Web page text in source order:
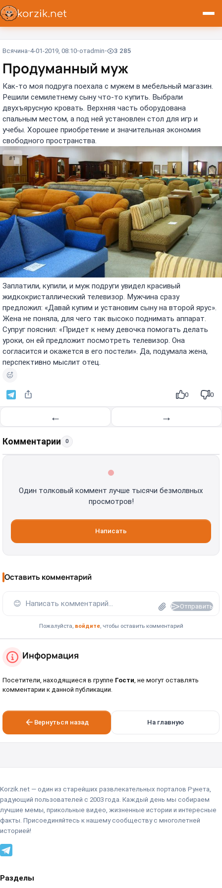
Всячина 4-01-2019, 08:10 отadmin 3 285
Продуманный муж
Как-то моя подруга поехала с мужем в мебельный магазин.
Решили семилетнему сыну что-то купить. Выбрали
двухъярусную кровать. Верхняя часть оборудована
спальным местом, а под ней установлен стол для игр и
учебы. Хорошее приобретение и значительная экономия
свободного пространства.
#1
Заплатили, купили, и муж подруги увидел красивый
жидкокристаллический телевизор. Мужчина сразу
предложил: «Давай купим и установим сыну на второй ярус».
Жена не поняла, для чего так высоко поднимать аппарат.
Супруг пояснил: «Придет к нему девочка помогать делать
уроки, он ей предложит посмотреть телевизор. Она
согласится и окажется в его постели». Да, подумала жена,
перспективно мыслит отец.
0 0
← →
Комментарии 0
Один толковый коммент лучше тысячи безмолвных
просмотров!
Написать
Оставить комментарий
😊 Написать комментарий... Отправить
Пожалуйста, войдите, чтобы оставить комментарий
Информация
Посетители, находящиеся в группе Гости , не могут оставлять
комментарии к данной публикации.
Вернуться назад На главную
Korzik.net — один из старейших развлекательных порталов Рунета,
радующий пользователей с 2003 года. Каждый день мы собираем
лучшие мемы, прикольные видео, жизненные истории и интересные
факты. Присоединяйтесь к нашему сообществу с многолетней
историей!
Разделы